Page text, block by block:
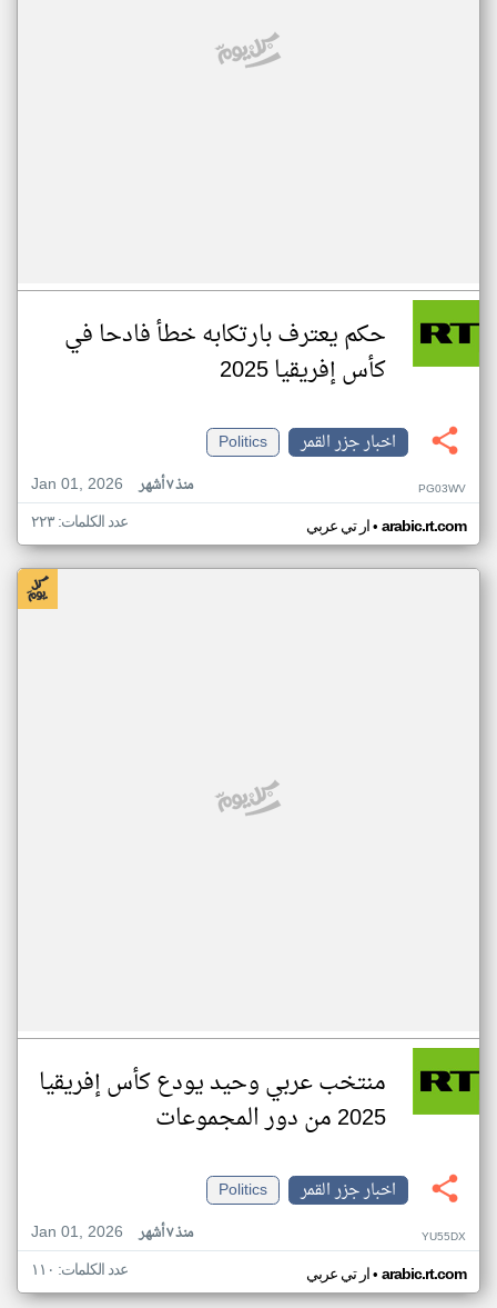
حكم يعترف بارتكابه خطأ فادحا في
كأس إفريقيا 2025
اخبار جزر القمر
Politics
Jan 01, 2026
منذ ٧ أشهر PG03WV
ار تي عربي• arabic.rt.com عدد الكلمات: ٢٢٣
منتخب عربي وحيد يودع كأس إفريقيا
2025 من دور المجموعات
اخبار جزر القمر
Politics
Jan 01, 2026
منذ ٧ أشهر YU55DX
ار تي عربي• arabic.rt.com عدد الكلمات: ١١٠